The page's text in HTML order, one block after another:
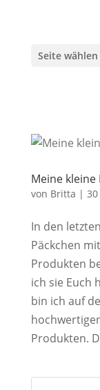
Seite wählen
Meine
von Britta |
In den
Päckchen
Produkten
ich sie Euch
bin ich auf
Produkten.